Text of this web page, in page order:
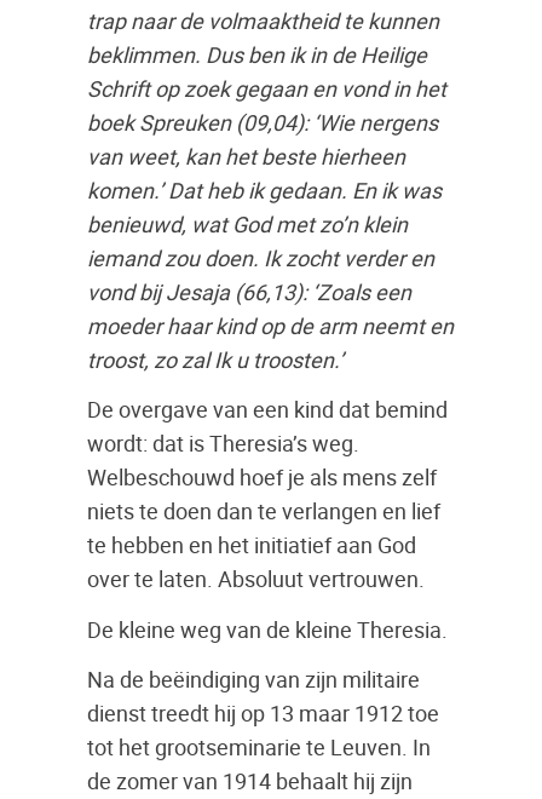
trap naar de volmaaktheid te kunnen
beklimmen. Dus ben ik in de Heilige
Schrift op zoek gegaan en vond in het
boek Spreuken (09,04): ‘Wie nergens
van weet, kan het beste hierheen
komen.’ Dat heb ik gedaan. En ik was
benieuwd, wat God met zo’n klein
iemand zou doen. Ik zocht verder en
vond bij Jesaja (66,13): ‘Zoals een
moeder haar kind op de arm neemt en
troost, zo zal Ik u troosten.’
De overgave van een kind dat bemind
wordt: dat is Theresia’s weg.
Welbeschouwd hoef je als mens zelf
niets te doen dan te verlangen en lief
te hebben en het initiatief aan God
over te laten. Absoluut vertrouwen.
De kleine weg van de kleine Theresia.
Na de beëindiging van zijn militaire
dienst treedt hij op 13 maar 1912 toe
tot het grootseminarie te Leuven. In
de zomer van 1914 behaalt hij zijn